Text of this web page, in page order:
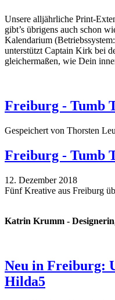
Unsere alljährliche Print-
gibt’s übrigens auch schon
Kalendarium
unterstützt Captain Kirk bei
gleichermaßen, wie Dein
Freiburg - Tumb
Gespeichert von Thorsten
Freiburg - Tumb
12. Dezember 2018
Fünf Kreative aus Freiburg
Katrin Krumm -
Neu in Freiburg:
Hilda5